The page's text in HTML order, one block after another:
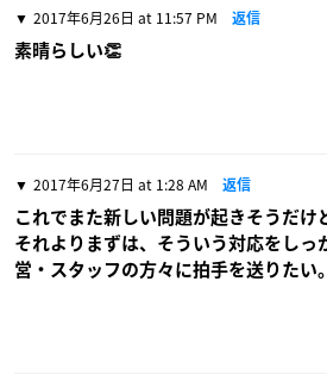
2017年6月26日 at 11:57 PM 返信
素晴らしい👏
2017年6月27日 at 1:28 AM 返信
これでまた新しい問題が起きそうだけ
それよりまずは、そういう対応をしっ
営・スタッフの方々に拍手を送りたい。